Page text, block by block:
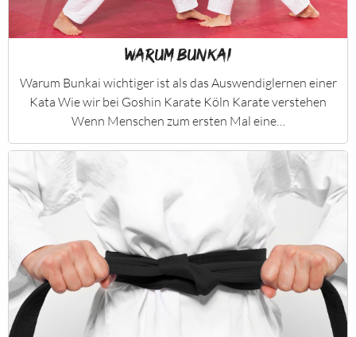
Warum Bunkai
Warum Bunkai wichtiger ist als das Auswendiglernen einer
Kata Wie wir bei Goshin Karate Köln Karate verstehen
Wenn Menschen zum ersten Mal eine…